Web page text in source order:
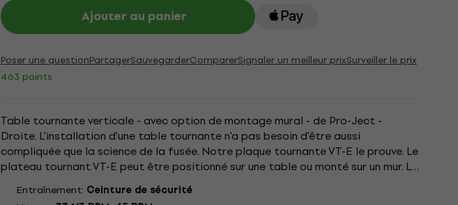
Ajouter au panier
Poser une questionPartagerSauvegarderComparerSignaler un meilleur prixSurveiller le prix
463 points
Table tournante verticale - avec option de montage mural - de Pro-Ject -
Droite. L'installation d'une table tournante n'a pas besoin d'être aussi
compliquée que la science de la fusée. Notre plaque tournante VT-E le prouve. Le
plateau tournant VT-E peut être positionné sur une table ou monté sur un mur. Le
processus d'installation rapide est...
Entraînement: Ceinture de sécurité